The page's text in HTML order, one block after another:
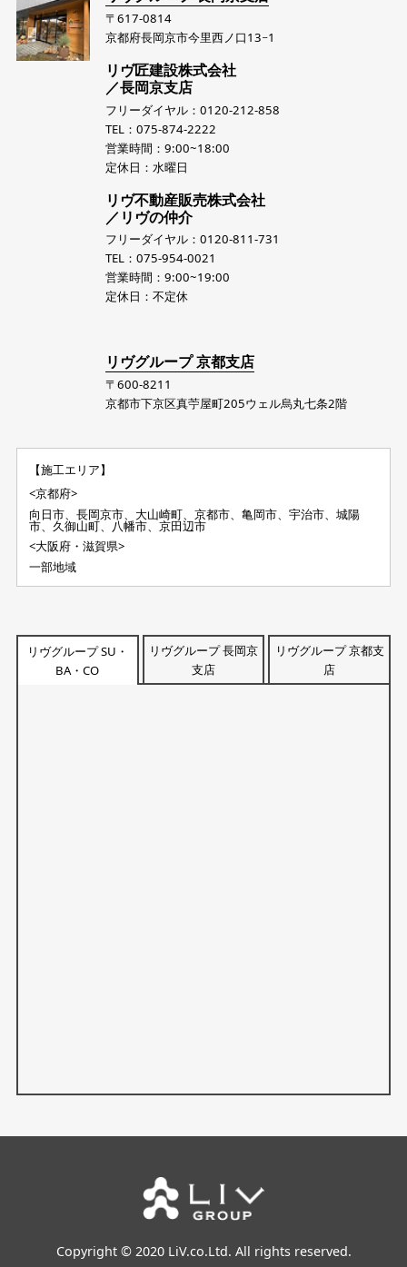
〒617-0814
京都府長岡京市今里西ノ口13−1
リヴ匠建設株式会社
／長岡京支店
フリーダイヤル：0120-212-858
TEL：075-874-2222
営業時間：9:00~18:00
定休日：水曜日
リヴ不動産販売株式会社
／リヴの仲介
フリーダイヤル：0120-811-731
TEL：075-954-0021
営業時間：9:00~19:00
定休日：不定休
リヴグループ 京都支店
〒600-8211
京都市下京区真苧屋町205ウェル烏丸七条2階
【施工エリア】
<京都府>
向日市、長岡京市、大山崎町、京都市、亀岡市、宇治市、城陽
市、久御山町、八幡市、京田辺市
<大阪府・滋賀県>
一部地域
リヴグループ SU・
BA・CO
リヴグループ 長岡京
支店
リヴグループ 京都支
店
Copyright © 2020 LiV.co.Ltd. All rights reserved.